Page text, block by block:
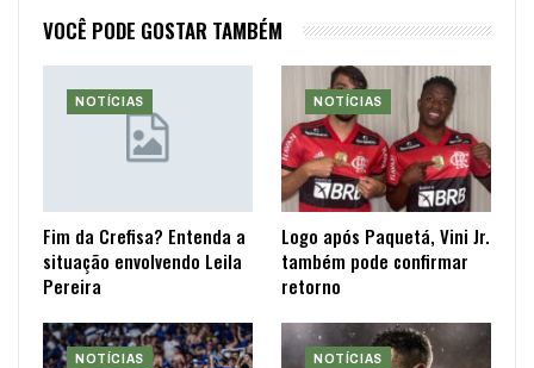
VOCÊ PODE GOSTAR TAMBÉM
NOTÍCIAS
Fim da Crefisa? Entenda a
situação envolvendo Leila
Pereira
NOTÍCIAS
Logo após Paquetá, Vini Jr.
também pode confirmar
retorno
NOTÍCIAS NOTÍCIAS